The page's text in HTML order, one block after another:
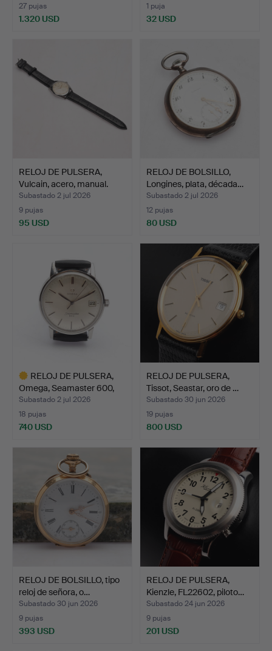
27 pujas
1.320 USD
1 puja
32 USD
RELOJ DE PULSERA,
Vulcain, acero, manual.
Subastado 2 jul 2026
9 pujas
95 USD
RELOJ DE BOLSILLO,
Longines, plata, década…
Subastado 2 jul 2026
12 pujas
80 USD
RELOJ DE PULSERA,
Omega, Seamaster 600,
ac…
Subastado 2 jul 2026
18 pujas
740 USD
RELOJ DE PULSERA,
Tissot, Seastar, oro de …
Subastado 30 jun 2026
19 pujas
800 USD
RELOJ DE BOLSILLO, tipo
reloj de señora, o…
Subastado 30 jun 2026
9 pujas
393 USD
RELOJ DE PULSERA,
Kienzle, FL22602, piloto…
Subastado 24 jun 2026
9 pujas
201 USD